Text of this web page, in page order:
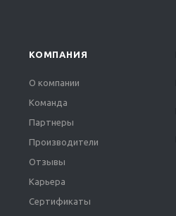
КОМПАНИЯ
О компании
Команда
Партнеры
Производители
Отзывы
Карьера
Сертификаты